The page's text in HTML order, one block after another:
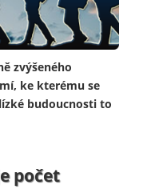
zvýšeného
ke kterému se
budoucnosti to
počet